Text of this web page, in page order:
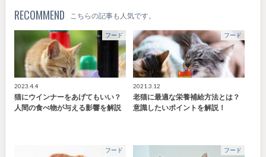
RECOMMEND こちらの記事も人気です。
フード
2023.4.4
猫にウインナーをあげてもいい？
人間の食べ物が与える影響を解説
フード
2021.3.12
老猫に最適な栄養補給方法とは？
意識したいポイントを解説！
フード フード